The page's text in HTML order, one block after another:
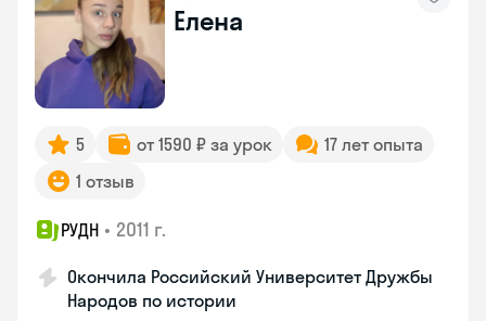
Елена
5 от 1590 ₽ за урок
17 лет опыта
1 отзыв
РУДН • 2011 г.
Окончила Российский Университет Дружбы
Народов по истории